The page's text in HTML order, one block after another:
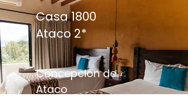
Casa 1800
Ataco 2*
Concepción de
Ataco